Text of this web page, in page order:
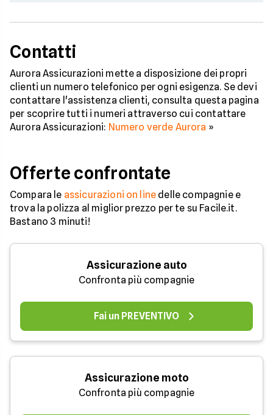
Contatti
Aurora Assicurazioni mette a disposizione dei propri
clienti un numero telefonico per ogni esigenza. Se devi
contattare l'assistenza clienti, consulta questa pagina
per scoprire tutti i numeri attraverso cui contattare
Aurora Assicurazioni: Numero verde Aurora »
Offerte confrontate
Compara le assicurazioni on line delle compagnie e
trova la polizza al miglior prezzo per te su Facile.it.
Bastano 3 minuti!
Assicurazione auto
Confronta più compagnie
Fai un PREVENTIVO
Assicurazione moto
Confronta più compagnie